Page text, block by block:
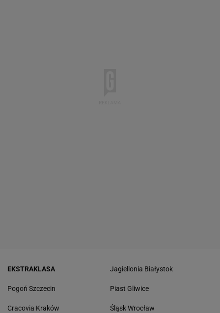
EKSTRAKLASA
Pogoń Szczecin
Cracovia Kraków
Jagiellonia Białystok
Piast Gliwice
Śląsk Wrocław